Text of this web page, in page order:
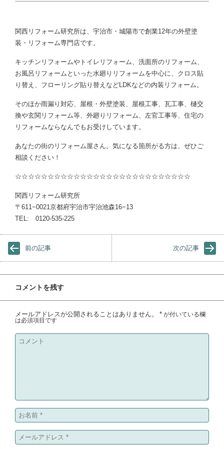
関西リフォーム研究所は、宇治市・城陽市で創業12年の外壁塗
装・リフォーム専門店です。
キッチンリフォームやトイレリフォーム、洗面所のリフォーム、
お風呂リフォームといった水廻りリフォームを中心に、クロス貼
り替え、フローリング貼り替えなどLDKなどの内装リフォーム。
そのほか雨漏り対応、屋根・外壁塗装、屋根工事、瓦工事、樋交
換や玄関リフォーム等、外廻りリフォーム、左官工事等、住宅の
リフォームならなんでもお受けしています。
あなたの街のリフォーム屋さん。気になる箇所がる方は、ぜひご
相談ください！
☆☆☆☆☆☆☆☆☆☆☆☆☆☆☆☆☆☆☆☆☆☆☆☆☆☆☆
関西リフォーム研究所
〒611−0021京都府宇治市宇治池森16−13
TEL: 0120-535-225
前の記事 次の記事
コメントを残す
メールアドレスが公開されることはありません。 * が付いている欄
は必須項目です